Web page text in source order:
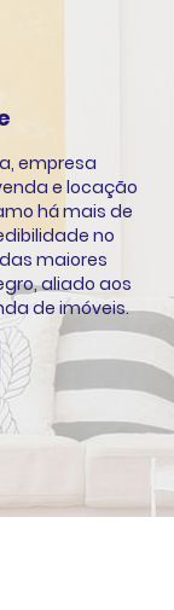
empresa
e locação
há mais de
no
maiores
aliado aos
de imóveis.